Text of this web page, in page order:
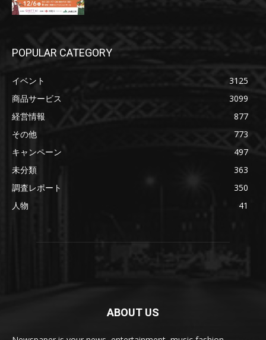
POPULAR CATEGORY
イベント
3125
商品サービス
3099
経営情報
877
その他
773
キャンペーン
497
未分類
363
調査レポート
350
人物
41
ABOUT US